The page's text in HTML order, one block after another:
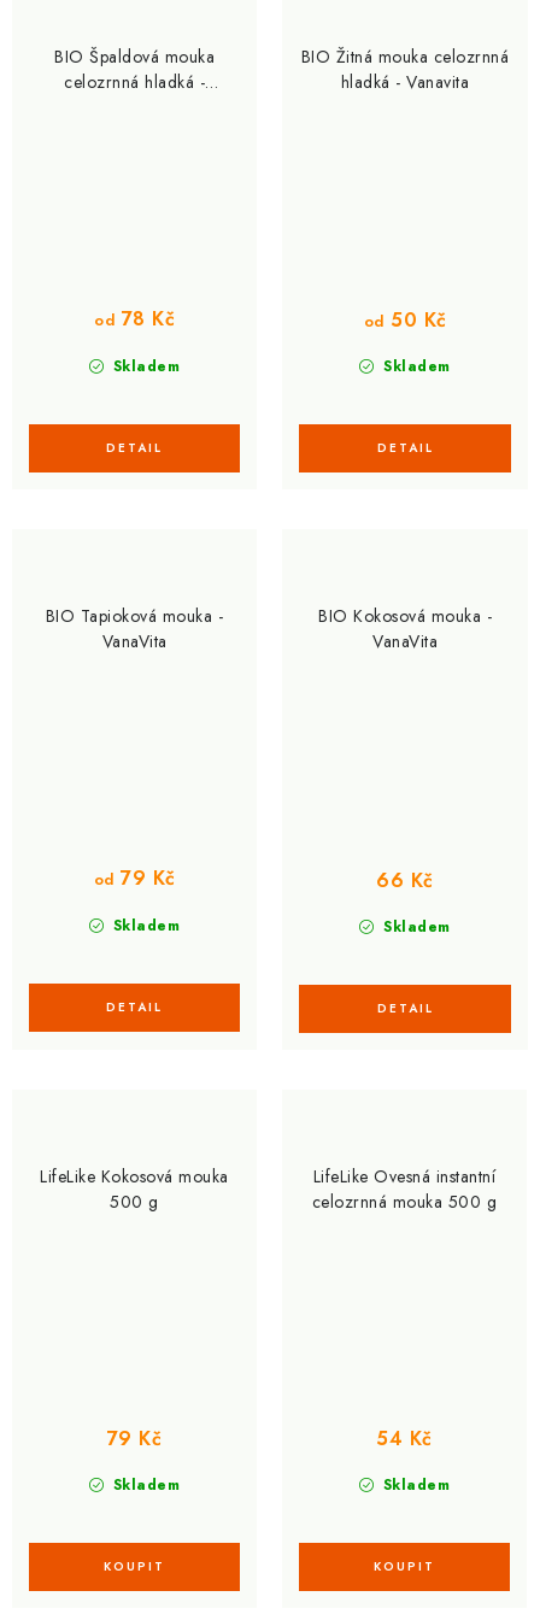
BIO Špaldová mouka
celozrnná hladká -
Skladem
od 78 Kč
BIO Žitná mouka celozrnná
hladká - Vanavita
Skladem
od 50 Kč
BIO Tapioková mouka -
VanaVita
Skladem
od 79 Kč
BIO Kokosová mouka -
VanaVita
Skladem
66 Kč
LifeLike Kokosová mouka
500 g
Skladem
79 Kč
LifeLike Ovesná instantní
celozrnná mouka 500 g
Skladem
54 Kč